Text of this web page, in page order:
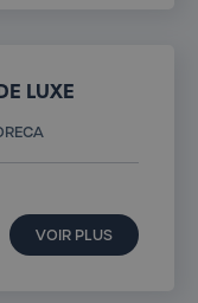
LUXE
VOIR PLUS